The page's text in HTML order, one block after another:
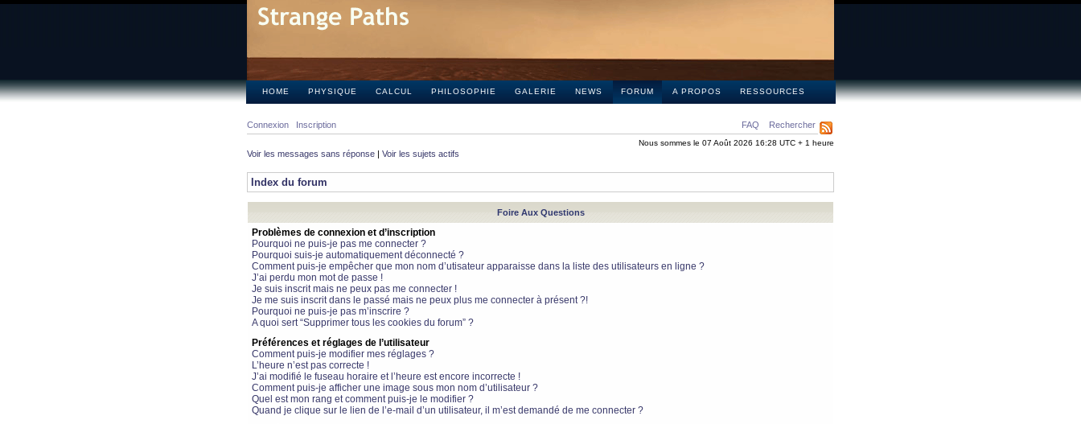
HOME PHYSIQUE CALCUL PHILOSOPHIE GALERIE NEWS FORUM A PROPOS RESSOURCES
FAQ Rechercher
Connexion Inscription
Nous sommes le 07 Août 2026 16:28 UTC + 1 heure
Voir les messages sans réponse | Voir les sujets actifs
Index du forum
Foire Aux Questions
Problèmes de connexion et d’inscription
Pourquoi ne puis-je pas me connecter ?
Pourquoi suis-je automatiquement déconnecté ?
Comment puis-je empêcher que mon nom d’utisateur apparaisse dans la liste des utilisateurs en ligne ?
J’ai perdu mon mot de passe !
Je suis inscrit mais ne peux pas me connecter !
Je me suis inscrit dans le passé mais ne peux plus me connecter à présent ?!
Pourquoi ne puis-je pas m’inscrire ?
A quoi sert “Supprimer tous les cookies du forum” ?
Préférences et réglages de l’utilisateur
Comment puis-je modifier mes réglages ?
L’heure n’est pas correcte !
J’ai modifié le fuseau horaire et l’heure est encore incorrecte !
Comment puis-je afficher une image sous mon nom d’utilisateur ?
Quel est mon rang et comment puis-je le modifier ?
Quand je clique sur le lien de l’e-mail d’un utilisateur, il m’est demandé de me connecter ?